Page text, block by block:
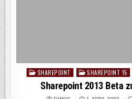
Posted
SHAREPOINT SHAREPOINT 15
Sharepoint 2013 Beta